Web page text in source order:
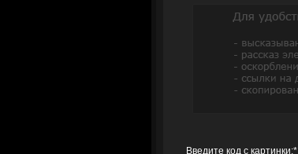
Введите код с картинки:*